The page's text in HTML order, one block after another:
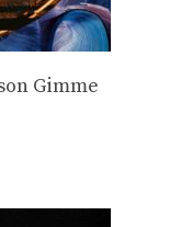
Gimme